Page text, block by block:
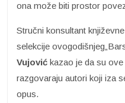
ona može biti prostor
Stručni konsultant književne
selekcije
Vujović kazao je da su
razgovaraju autori koji iza
opus.